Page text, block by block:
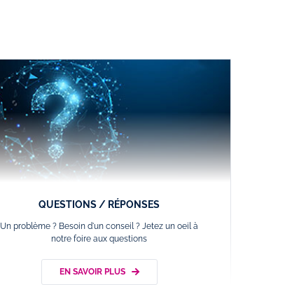
QUESTIONS / RÉPONSES
Un problème ? Besoin d'un conseil ? Jetez un oeil à
notre foire aux questions
EN SAVOIR PLUS